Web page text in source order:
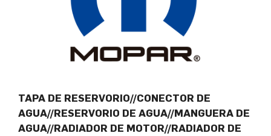
TAPA DE RESERVORIO//CONECTOR DE
AGUA//RESERVORIO DE AGUA//MANGUERA DE
AGUA//RADIADOR DE MOTOR//RADIADOR DE